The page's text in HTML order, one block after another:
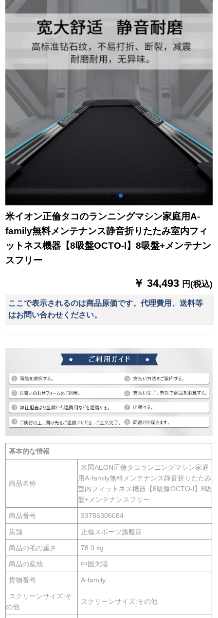
ンパが无料で取り付
けます。リフトネ機
材の知能リンク米家
アプリは、初めてT 1
深空灰を出しまし
ネ機材高級版T-19 I
米イオン正倫タコのランニングマシン家庭用A-
family無料メンテナンス静音折りたたみ室内フィ
ットネス機器【8吸盤OCTO-l】8吸盤+メンテナン
スフリー
￥ 34,493 円(税込)
ここで表示されるのは商品原価です。代理費用、送料等
はお問い合わせください。
基本的な情報
商品名称
米国AEON正倫タコランニングマシン家庭
用A-family無料メンテナンス静音折りたたみ
室内フィットネス機器【8吸盤OCTO-l】8吸
盤+メンテナンスフリー
商品番号 33786306084
店舗 正倫スポーツ旗艦店
商品の毛の重さ 78.0 kg
商品の産地 中国大陸
貨物番号 A-family
スクリーンサイズ:そ
の他
スクリーンサイズ:その他